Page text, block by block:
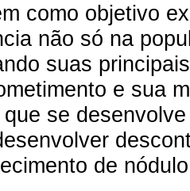
como objetivo
não só na
suas
e sua
se
de